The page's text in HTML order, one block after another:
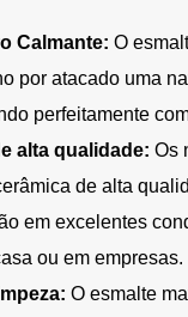
Calmante: O
por atacado uma
perfeitamente
alta qualidade: Os
de alta
em excelentes
ou em empresas.
O esmalte